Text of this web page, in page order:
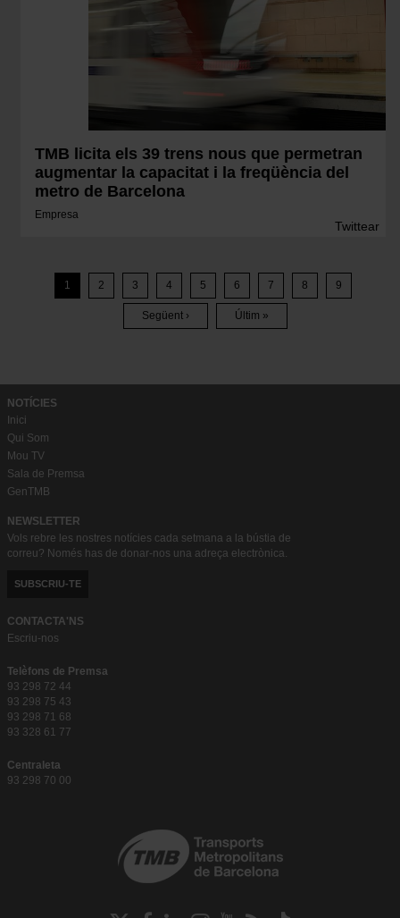
TMB licita els 39 trens nous que permetran
augmentar la capacitat i la freqüència del
metro de Barcelona
Empresa
Twittear
Paginació
1 Pàgina
2 Pàgina
3 Pàgina
4 Pàgina
5 Pàgina
6 Pàgina
7 Pàgina
8 9
Pàgina
Següent ›
Última
Últim »
NOTÍCIES
Inici
Qui Som
Mou TV
Sala de Premsa
GenTMB
NEWSLETTER
Vols rebre les nostres notícies cada setmana a la bústia de
correu? Només has de donar-nos una adreça electrònica.
SUBSCRIU-TE
CONTACTA'NS
Escriu-nos
Telèfons de Premsa
93 298 72 44
93 298 75 43
93 298 71 68
93 328 61 77
Centraleta
93 298 70 00